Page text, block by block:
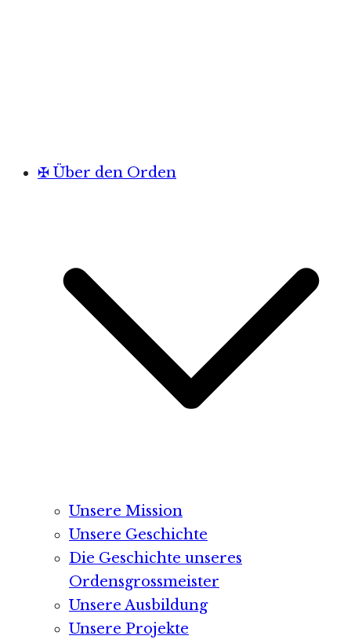
✠ Über den Orden
Unsere Mission
Unsere Geschichte
Die Geschichte unseres
Ordensgrossmeister
Unsere Ausbildung
Unsere Projekte